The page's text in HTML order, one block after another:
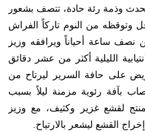
وذمة رئة حادة، تتصف بشعور
وتوقظه من النوم تاركاً الفراش
نصف ساعة أحياناً ويرافقه وزيز
الليلية أكثر من عشر دقائق
على حافة السرير ليرتاح من
بآفة رئوية مزمنة ليلاً بسبب
لقشع غزير وكثيف، مع وزيز
القشع ليشعر بالارتياح.